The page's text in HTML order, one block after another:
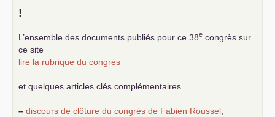
!
L’ensemble des documents publiés pour ce 38e congrès sur
ce site
lire la rubrique du congrès
et quelques articles clés complémentaires
– discours de clôture du congrès de Fabien Roussel